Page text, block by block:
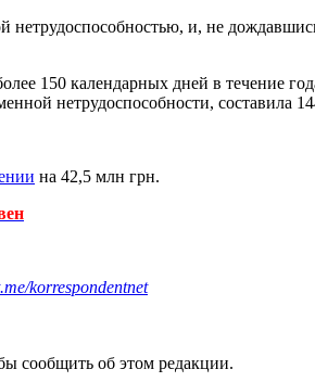
нетрудоспособностью, и, не
150 календарных дней в течение
нетрудоспособности, составила
на 42,5 млн грн.
korrespondentnet
сообщить об этом редакции.